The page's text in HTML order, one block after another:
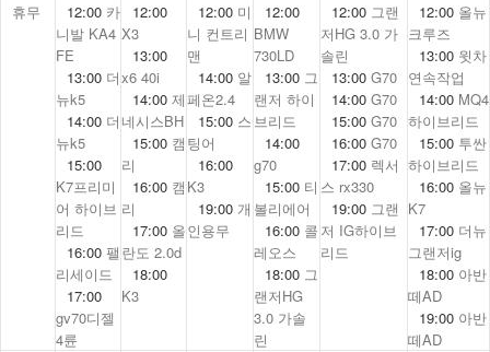
휴무 12:00 카
니발 KA4
FE
13:00 더
뉴k5
14:00 더
뉴k5
15:00
K7프리미
어 하이브
리드
16:00 팰
리세이드
17:00
gv70디젤
4륜
12:00
X3
13:00
x6 40i
14:00 제
네시스BH
15:00 캠
리
16:00 캠
리
17:00 올
란도 2.0d
18:00
K3
12:00 미
니 컨트리
맨
14:00 알
페온2.4
15:00 스
팅어
16:00
K3
19:00 개
인용무
12:00
BMW
730LD
13:00 그
랜저 하이
브리드
14:00
g70
15:00 티
볼리에어
16:00 콜
레오스
18:00 그
랜저HG
3.0 가솔
린
12:00 그랜
저HG 3.0 가
솔린
13:00 G70
14:00 G70
15:00 G70
16:00 G70
17:00 렉서
스 rx330
19:00 그랜
저 IG하이브
리드
12:00 올뉴
크루즈
13:00 윗차
연속작업
14:00 MQ4
하이브리드
15:00 투싼
하이브리드
16:00 올뉴
K7
17:00 더뉴
그랜저ig
18:00 아반
떼AD
19:00 아반
떼AD